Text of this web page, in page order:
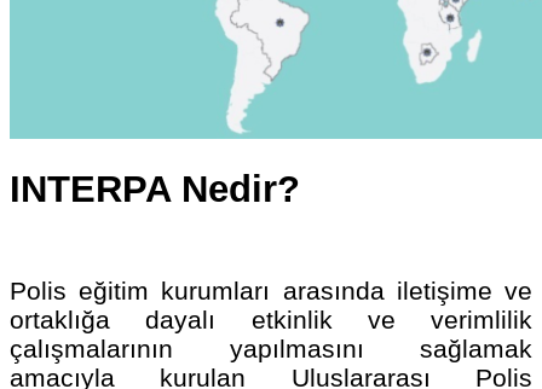
INTERPA Nedir?
Polis eğitim kurumları arasında iletişime ve
ortaklığa dayalı etkinlik ve verimlilik
çalışmalarının yapılmasını sağlamak
amacıyla kurulan Uluslararası Polis